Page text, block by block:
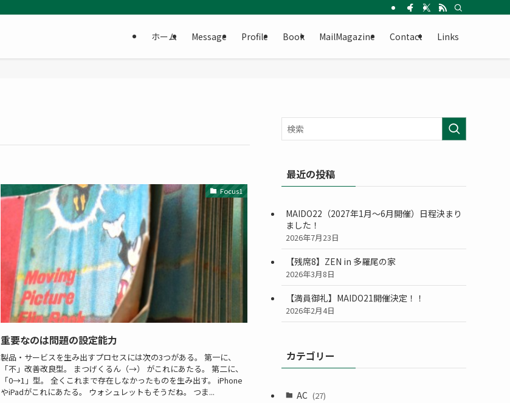
ホーム Message Profile Book MailMagazine Contact Links
Focus1
重要なのは問題の設定能力
製品・サービスを生み出すプロセスには次の3つがある。 第一に、
「不」改善改良型。 まつげくるん（→） がこれにあたる。 第二に、
「0→1」型。 全くこれまで存在しなかったものを生み出す。 iPhone
やiPadがこれにあたる。 ウォシュレットもそうだね。 つま...
最近の投稿
MAIDO22（2027年1月〜6月開催）日程決まり
ました！
2026年7月23日
【残席8】ZEN in 多羅尾の家
2026年3月8日
【満員御礼】MAIDO21開催決定！！
2026年2月4日
カテゴリー
AC (27)